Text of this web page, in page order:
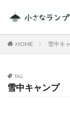
HOME 雪中キ
TAG
雪中キャンプ
カテゴリー
タグ
シェアカメ